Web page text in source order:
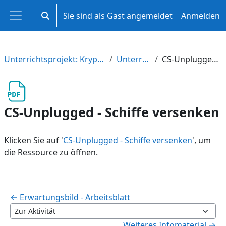
Zum Hauptinhalt
Website-Übersicht
Sucheingabe umschalten
Sie sind als Gast angemeldet Anmelden
Unterrichtsprojekt: Kryptowährungen und Blockchain Unterrichtseinheit 2 CS-Unplugged - Schiffe versenken
CS-Unplugged - Schiffe versenken
Klicken Sie auf 'CS-Unplugged - Schiffe versenken', um
die Ressource zu öffnen.
← Erwartungsbild - Arbeitsblatt
Zur Aktivität